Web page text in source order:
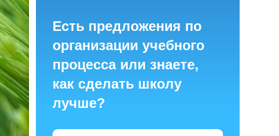
Есть предложения по
организации учебного
процесса или знаете,
как сделать школу
лучше?